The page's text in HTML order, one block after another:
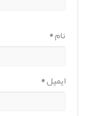
نام*
ایمیل*